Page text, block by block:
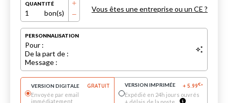
QUANTITÉ
1 bon(s) Vous êtes une entreprise ou un CE ?
PERSONNALISATION
Pour :
De la part de :
Message :
VERSION DIGITALE
GRATUIT
Envoyée par email
immédiatement
VERSION IMPRIMÉE + 5.99€*
Expédié en 24h jours ouvrés